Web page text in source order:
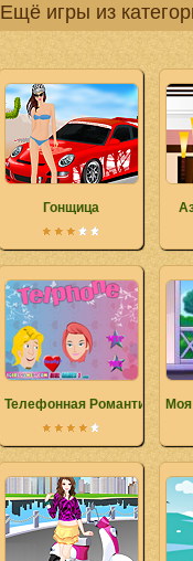
Ещё игры из
Гонщица
Телефонная Романтика